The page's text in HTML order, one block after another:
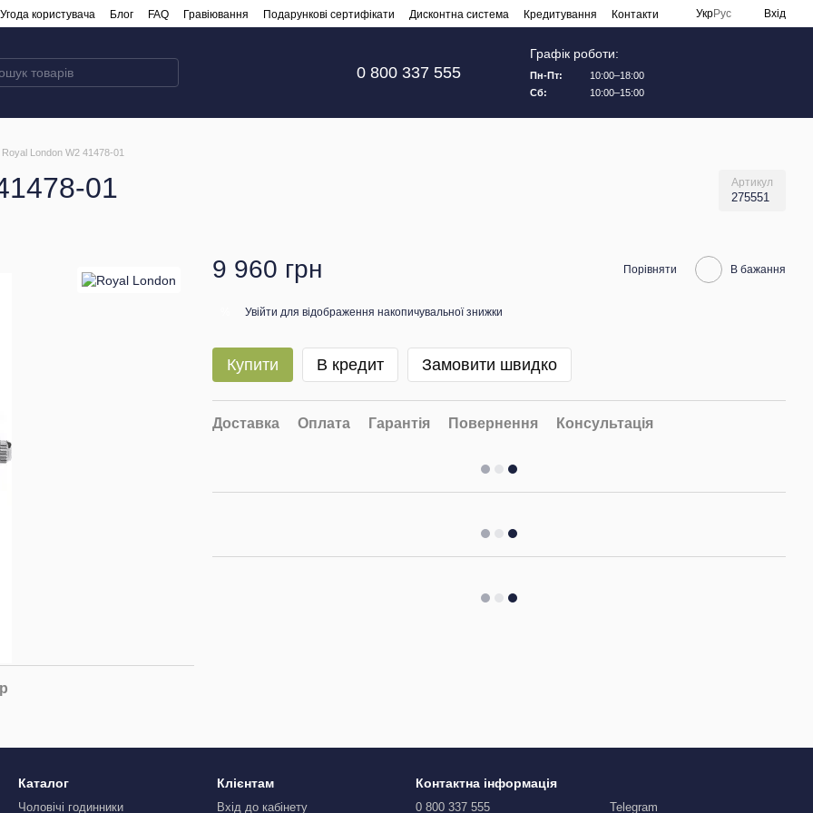
Угода користувача Блог FAQ Гравіювання Подарункові сертифікати Дисконтна система Кредитування Контакти УкрРус Вхід
0 800 337 555
Графік роботи:
Пн-Пт:
10:00–18:00
Сб:
10:00–15:00
Royal London W2 41478-01
01 Артикул
275551
9 960 грн Порівняти В бажання
Увійти для відображення накопичувальної знижки
Купити В кредит Замовити швидко
Доставка Оплата Гарантія Повернення Консультація
Каталог
Чоловічі годинники
Клієнтам
Вхід до кабінету
Контактна інформація
0 800 337 555 Telegram